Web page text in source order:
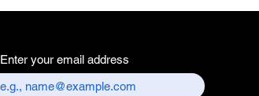
Enter your email address